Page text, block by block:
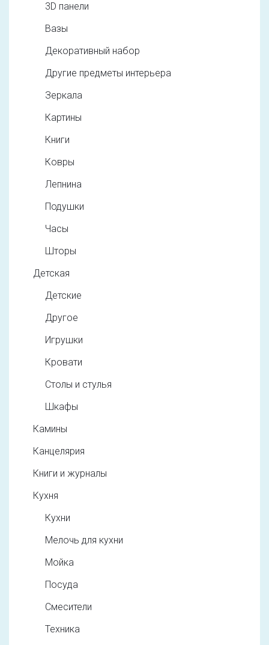
3D панели
Вазы
Декоративный набор
Другие предметы интерьера
Зеркала
Картины
Книги
Ковры
Лепнина
Подушки
Часы
Шторы
Детская
Детские
Другое
Игрушки
Кровати
Столы и стулья
Шкафы
Камины
Канцелярия
Книги и журналы
Кухня
Кухни
Мелочь для кухни
Мойка
Посуда
Смесители
Техника